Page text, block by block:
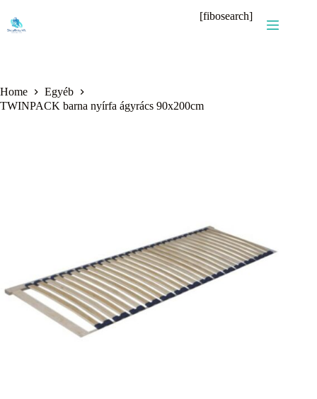
content
[fibosearch]
Home
Egyéb
TWINPACK barna nyírfa ágyrács 90x200cm